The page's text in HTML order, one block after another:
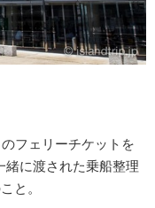
フェリーチケットを
に渡された乗船整理
と。